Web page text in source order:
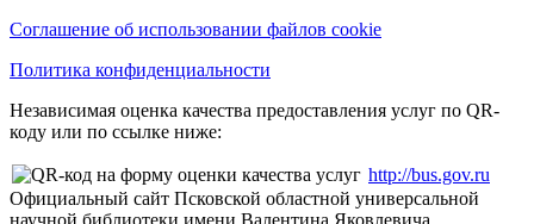
Соглашение об использовании файлов cookie
Политика конфиденциальности
Независимая оценка качества предоставления услуг по QR-
коду или по ссылке ниже:
http://bus.gov.ru
Официальный сайт Псковской областной универсальной
научной библиотеки имени Валентина Яковлевича